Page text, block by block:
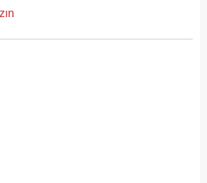
konforlu güvenli bir yaşam